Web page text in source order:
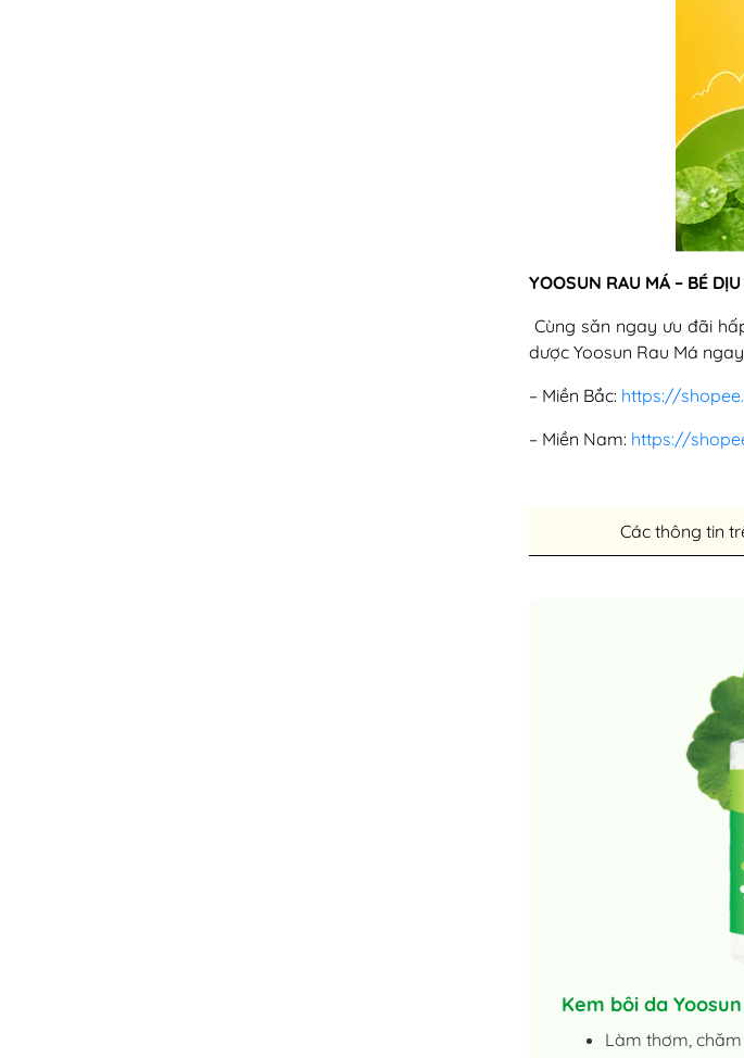
YOOSUN RAU MÁ – BÉ
Cùng săn ngay ưu đãi
dược Yoosun Rau Má
– Miền Bắc: https://
– Miền Nam: https://
Các thông tin
Kem bôi da
Làm thơm,